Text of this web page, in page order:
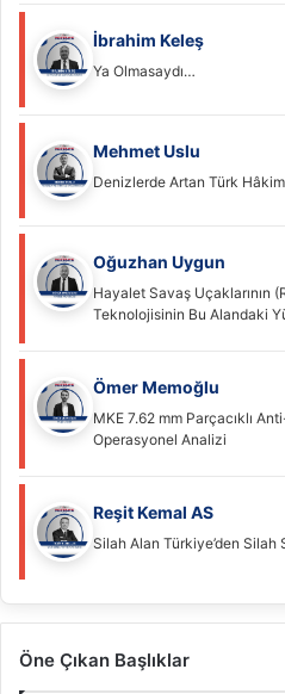
İbrahim Keleş
Ya Olmasaydı…
Mehmet Uslu
Denizlerde Artan Türk
Oğuzhan Uygun
Hayalet Savaş Uçaklarının
Teknolojisinin Bu Alandaki
Ömer Memoğlu
MKE 7.62 mm Parçacıklı
Operasyonel Analizi
Reşit Kemal AS
Silah Alan Türkiye’den Silah
Öne Çıkan Başlıklar